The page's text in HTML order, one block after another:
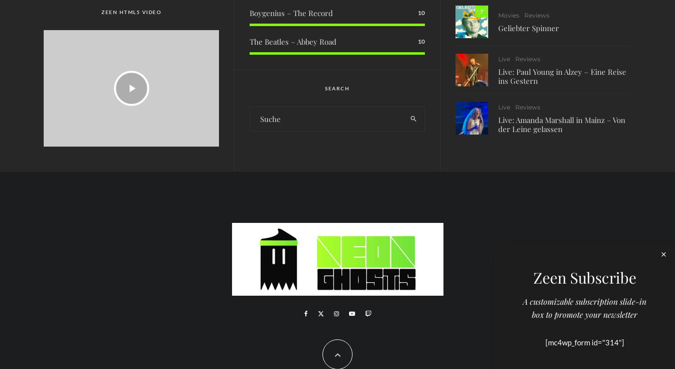
ZEEN HTML5 VIDEO Boygenius – The Record 10
The Beatles – Abbey Road 10
SEARCH
7
Movies Reviews
Geliebter Spinner
Live Reviews
Live: Paul Young in Alzey – Eine Reise
ins Gestern
Live Reviews
Live: Amanda Marshall in Mainz – Von
der Leine gelassen
Zeen Subscribe
A customizable subscription slide-in
box to promote your newsletter
[mc4wp_form id="314"]